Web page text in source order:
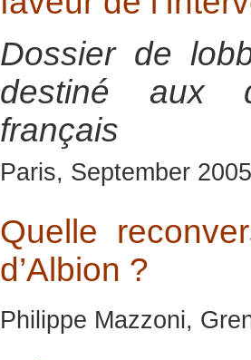
Dossier de
destiné aux
français
Paris, September 2005
Quelle
d’Albion ?
Philippe Mazzoni,